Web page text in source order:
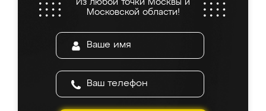
Из любой точки Москвы и
Московской области!